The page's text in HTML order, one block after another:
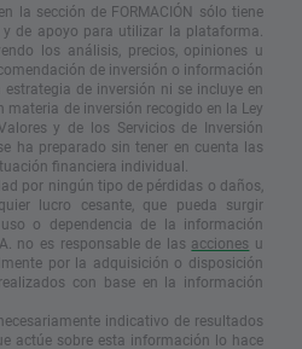
la sección de FORMACIÓN sólo tiene
de apoyo para utilizar la plataforma.
los análisis, precios, opiniones u
de inversión o información
de inversión ni se incluye en
de inversión recogido en la Ley
y de los Servicios de Inversión
ha preparado sin tener en cuenta las
financiera individual.
por ningún tipo de pérdidas o daños,
lucro cesante, que pueda surgir
o dependencia de la información
no es responsable de las acciones u
por la adquisición o disposición
con base en la información
indicativo de resultados
actúe sobre esta información lo hace